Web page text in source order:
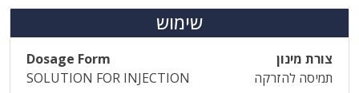
שימוש
צורת מינון
Dosage Form
תמיסה להזרקה
SOLUTION FOR INJECTION